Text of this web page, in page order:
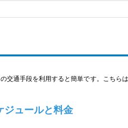
交通手段を利用すると簡単です。こちら
ジュールと料金